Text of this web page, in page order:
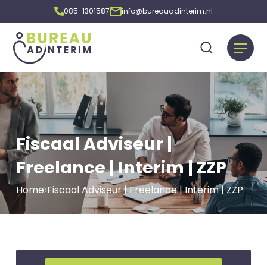
085-1301587 info@bureauadinterim.nl
Fiscaal Adviseur |
Freelance | Interim | ZZP
Home Fiscaal Adviseur | Freelance | Interim | ZZP